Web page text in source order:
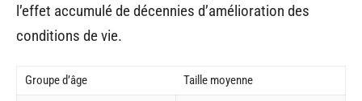
l’effet accumulé de décennies d’amélioration des
conditions de vie.
Groupe d’âge
Taille moyenne